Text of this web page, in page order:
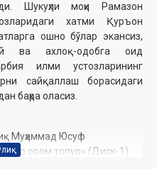
Шукуҳли моҳи Рамазон
хатми Қуръон
ошно бўлар экансиз,
ва ахлоқ-одобга оид
илми устозларининг
сайқаллаш борасидаги
баҳра оласиз.
Муҳаммад Юсуф
ором топур» (Диск-1)